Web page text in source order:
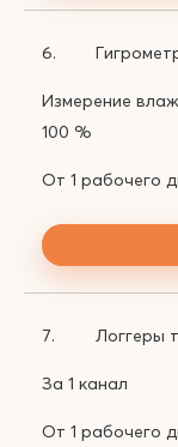
6.
Измерение
100 %
От 1 рабочего
7. Логгеры
За 1 канал
От 1 рабочего